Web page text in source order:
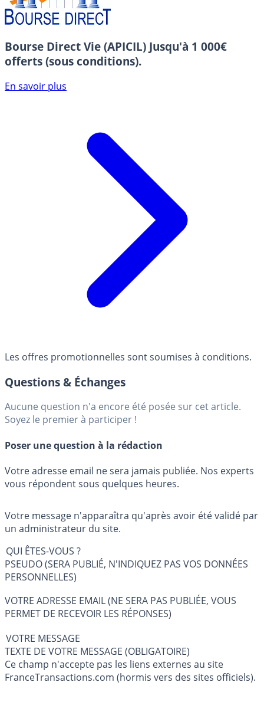
Bourse Direct Vie (APICIL) Jusqu'à 1 000€
offerts (sous conditions).
En savoir plus
Les offres promotionnelles sont soumises à conditions.
Questions & Échanges
Aucune question n'a encore été posée sur cet article.
Soyez le premier à participer !
Poser une question à la rédaction
Votre adresse email ne sera jamais publiée. Nos experts
vous répondent sous quelques heures.
Votre message n'apparaîtra qu'après avoir été validé par
un administrateur du site.
QUI ÊTES-VOUS ?
PSEUDO (SERA PUBLIÉ, N'INDIQUEZ PAS VOS DONNÉES
PERSONNELLES)
VOTRE ADRESSE EMAIL (NE SERA PAS PUBLIÉE, VOUS
PERMET DE RECEVOIR LES RÉPONSES)
VOTRE MESSAGE
TEXTE DE VOTRE MESSAGE (OBLIGATOIRE)
Ce champ n'accepte pas les liens externes au site
FranceTransactions.com (hormis vers des sites officiels).